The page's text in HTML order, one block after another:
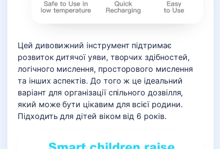
Цей дивовижний інструмент підтримає
розвиток дитячої уяви, творчих здібностей,
логічного мислення, просторового мислення
та інших аспектів. До того ж це ідеальний
варіант для організації спільного дозвілля,
який може бути цікавим для всієї родини.
Підходить для дітей віком від 6 років.